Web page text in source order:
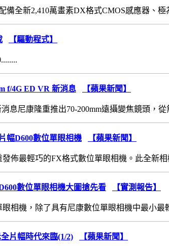
備全新2,410萬畫素DX格式CMOS感應器、極
【驅動程式】
f/4G ED VR 新消息 【蘋果新聞】
息尼康隆重推出70-200mm遠攝變焦鏡頭，從
幅D600數位單眼相機 【蘋果新聞】
佈最輕巧的FX格式數位單眼相機。此全新
數位單眼相機大圖搶先看 【實測報告】
相機，除了具有尼康數位單眼相機中最小最
片幅時代來臨(1/2) 【蘋果新聞】